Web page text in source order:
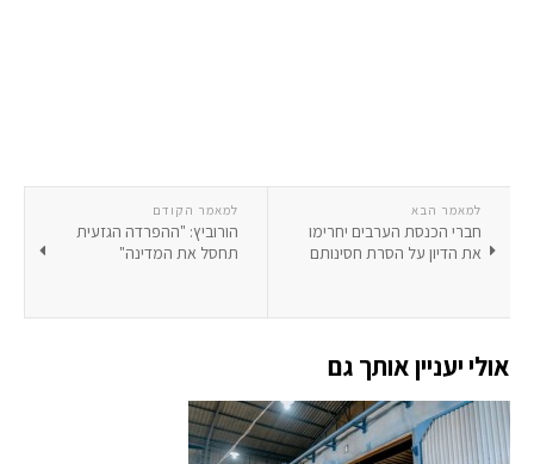
למאמר הקודם
הורוביץ: "ההפרדה הגזעית
תחסל את המדינה"
למאמר הבא
חברי הכנסת הערבים יחרימו
את הדיון על הסרת חסינותם
אולי יעניין אותך גם